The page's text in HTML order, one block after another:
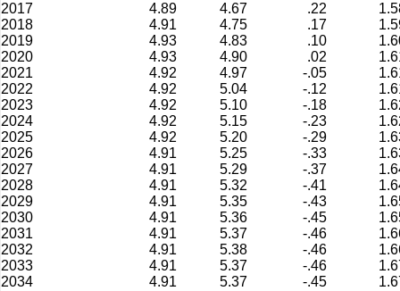
2017
4.89 4.67 .22
2018
4.91 4.75 .17
2019
4.93 4.83 .10
2020
4.93 4.90 .02
2021
4.92 4.97 -.05
2022
4.92 5.04 -.12
2023
4.92 5.10 -.18
2024
4.92 5.15 -.23
2025
4.92 5.20 -.29
2026
4.91 5.25 -.33
2027
4.91 5.29 -.37
2028
4.91 5.32 -.41
2029
4.91 5.35 -.43
2030
4.91 5.36 -.45
2031
4.91 5.37 -.46
2032
4.91 5.38 -.46
2033
4.91 5.37 -.46
2034
4.91 5.37 -.45